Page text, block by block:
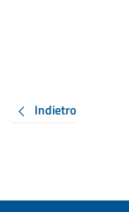
Indietro